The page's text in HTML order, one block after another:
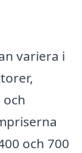
variera i
och 700